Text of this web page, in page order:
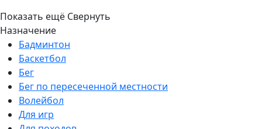
Показать ещё Свернуть
Назначение
Бадминтон
Баскетбол
Бег
Бег по пересеченной местности
Волейбол
Для игр